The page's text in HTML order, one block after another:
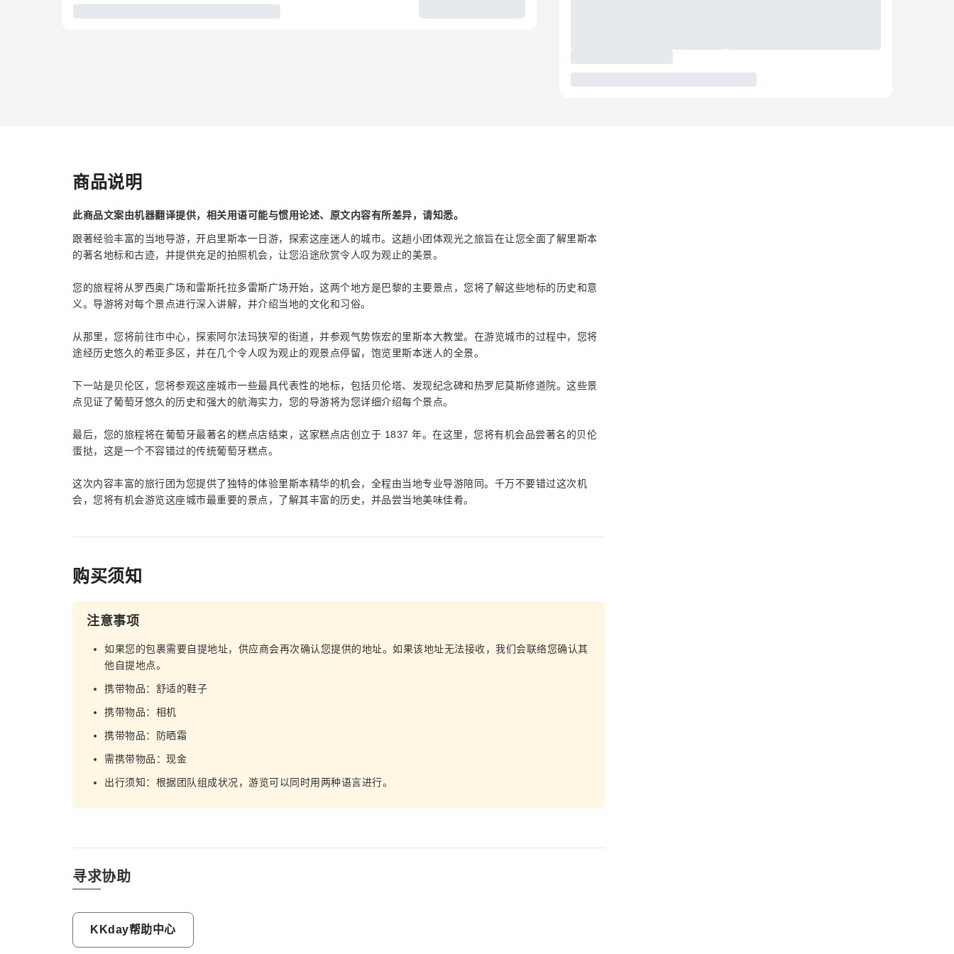
商品说明
此商品文案由机器翻译提供，相关用语可能与惯用论述、原文内容有所差异，请知悉。
跟著经验丰富的当地导游，开启里斯本一日游，探索这座迷人的城市。这趟小团体观光之旅旨在让您全面了解里斯本
的著名地标和古迹，并提供充足的拍照机会，让您沿途欣赏令人叹为观止的美景。
您的旅程将从罗西奥广场和雷斯托拉多雷斯广场开始，这两个地方是巴黎的主要景点，您将了解这些地标的历史和意
义。导游将对每个景点进行深入讲解，并介绍当地的文化和习俗。
从那里，您将前往市中心，探索阿尔法玛狭窄的街道，并参观气势恢宏的里斯本大教堂。在游览城市的过程中，您将
途经历史悠久的希亚多区，并在几个令人叹为观止的观景点停留，饱览里斯本迷人的全景。
下一站是贝伦区，您将参观这座城市一些最具代表性的地标，包括贝伦塔、发现纪念碑和热罗尼莫斯修道院。这些景
点见证了葡萄牙悠久的历史和强大的航海实力，您的导游将为您详细介绍每个景点。
最后，您的旅程将在葡萄牙最著名的糕点店结束，这家糕点店创立于 1837 年。在这里，您将有机会品尝著名的贝伦
蛋挞，这是一个不容错过的传统葡萄牙糕点。
这次内容丰富的旅行团为您提供了独特的体验里斯本精华的机会，全程由当地专业导游陪同。千万不要错过这次机
会，您将有机会游览这座城市最重要的景点，了解其丰富的历史，并品尝当地美味佳肴。
购买须知
注意事项
如果您的包裹需要自提地址，供应商会再次确认您提供的地址。如果该地址无法接收，我们会联络您确认其
他自提地点。
携带物品：舒适的鞋子
携带物品：相机
携带物品：防晒霜
需携带物品：现金
出行须知：根据团队组成状况，游览可以同时用两种语言进行。
寻求协助
KKday帮助中心